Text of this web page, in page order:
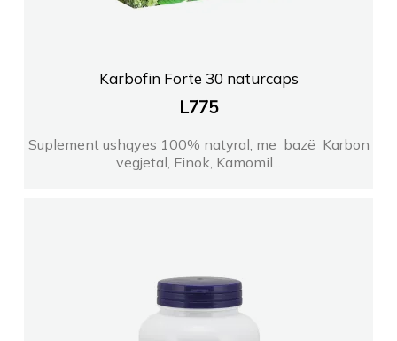
Karbofin Forte 30 naturcaps
L775
Suplement ushqyes 100% natyral, me bazë Karbon
vegjetal, Finok, Kamomil...